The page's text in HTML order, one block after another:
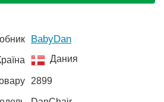
BabyDan
Дания
2899